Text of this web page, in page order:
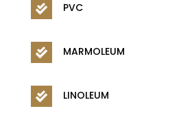
 PVC
 MARMOLEUM
 LINOLEUM